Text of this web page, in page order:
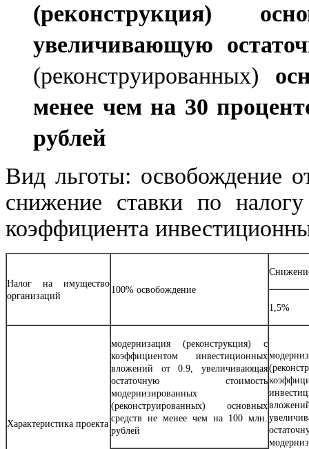
(реконструкция)
увеличивающую
(реконструированных)
менее чем на 30
рублей
Вид льготы: освобождение
снижение ставки по
коэффициента
Налог на имущество
организаций
100% освобождение
1,5%
Характеристика проекта
модернизация (реконструкция) с
коэффициентом инвестиционных
вложений от 0.9, увеличивающая
остаточную стоимость
модернизированных
(реконструированных) основных
средств не менее чем на 100 млн.
рублей